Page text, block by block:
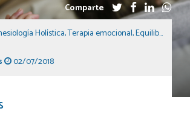
Comparte
Holística,Terapia emocional,Equilibrio emocional
02/07/2018